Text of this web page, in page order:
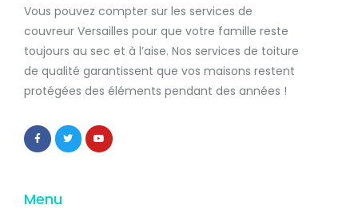
Vous pouvez compter sur les services de
couvreur Versailles pour que votre famille reste
toujours au sec et à l’aise. Nos services de toiture
de qualité garantissent que vos maisons restent
protégées des éléments pendant des années !
Menu